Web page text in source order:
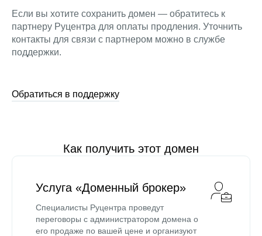
Если вы хотите сохранить домен — обратитесь к
партнеру Руцентра для оплаты продления. Уточнить
контакты для связи с партнером можно в службе
поддержки.
Обратиться в поддержку
Как получить этот домен
Услуга «Доменный брокер»
Специалисты Руцентра проведут
переговоры с администратором домена о
его продаже по вашей цене и организуют